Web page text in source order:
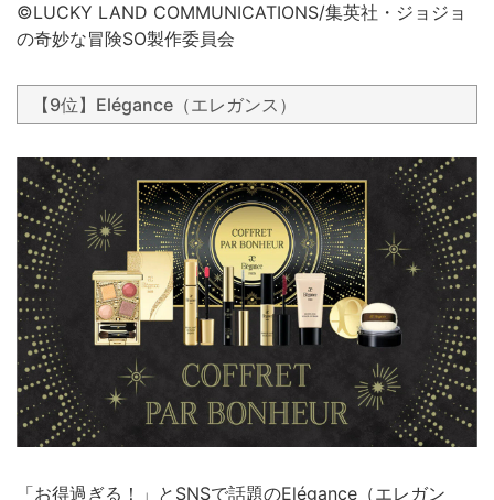
©︎LUCKY LAND COMMUNICATIONS/集英社・ジョジョ
の奇妙な冒険SO製作委員会
【9位】Elégance（エレガンス）
「お得過ぎる！」とSNSで話題のElégance（エレガン